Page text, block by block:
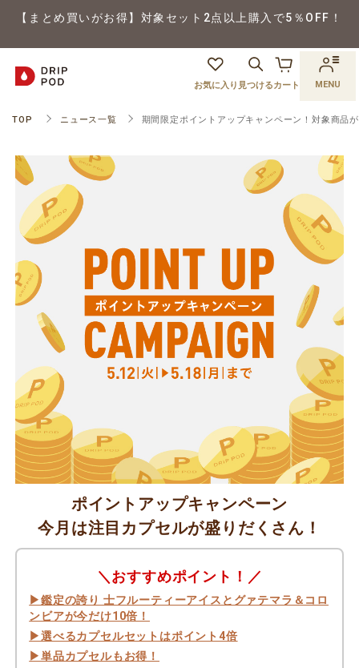
【まとめ買いがお得】対象セット2点以上購入で5％OFF！
お気に入り 見つけるカート MENU
TOP ニュース一覧 期間限定ポイントアップキャンペーン！対象商品
ポイントアップキャンペーン
今月は注目カプセルが盛りだくさん！
＼おすすめポイント！／
▶鑑定の誇り 士フルーティーアイスとグァテマラ＆コロ
ンビアが今だけ10倍！
▶選べるカプセルセットはポイント4倍
▶単品カプセルもお得！